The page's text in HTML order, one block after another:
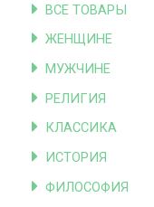
ВСЕ ТОВАРЫ
ЖЕНЩИНЕ
МУЖЧИНЕ
РЕЛИГИЯ
КЛАССИКА
ИСТОРИЯ
ФИЛОСОФИЯ